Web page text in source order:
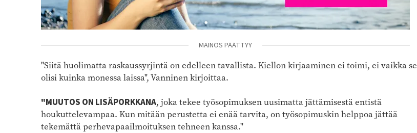
MAINOS PÄÄTTYY
"Siitä huolimatta raskaussyrjintä on edelleen tavallista. Kiellon kirjaaminen ei toimi, ei vaikka se
olisi kuinka monessa laissa", Vanninen kirjoittaa.
"MUUTOS ON LISÄPORKKANA, joka tekee työsopimuksen uusimatta jättämisestä entistä
houkuttelevampaa. Kun mitään perustetta ei enää tarvita, on työsopimuskin helppoa jättää
tekemättä perhevapaailmoituksen tehneen kanssa."